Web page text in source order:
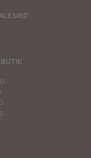
MED
BUTIK